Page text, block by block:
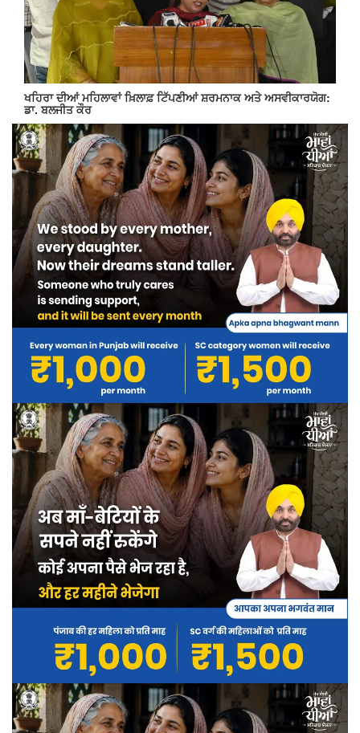
ਖਹਿਰਾ ਦੀਆਂ ਮਹਿਲਾਵਾਂ ਖ਼ਿਲਾਫ਼ ਟਿੱਪਣੀਆਂ ਸ਼ਰਮਨਾਕ ਅਤੇ ਅਸਵੀਕਾਰਯੋਗ:
ਡਾ. ਬਲਜੀਤ ਕੌਰ